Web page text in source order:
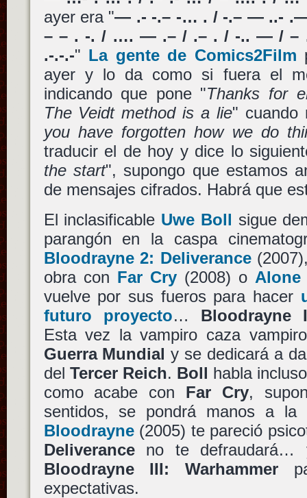
ayer era "— .- -.– -… . / -.– — ..-
– – . -. / …. — .– / .– . / -.. — / –
.-.-.-" La gente de Comics2Film
ayer y lo da como si fuera el
indicando que pone "Thanks for
The Veidt method is a lie" cuando
you have forgotten how we do
traducir el de hoy y dice lo
the start", supongo que estamos
de mensajes cifrados. Habrá que
El inclasificable Uwe Boll sigue
parangón en la caspa
Bloodrayne 2: Deliverance
obra con Far Cry(2008) o
vuelve por sus fueros para hacer
futuro proyecto… Bloodrayne
Esta vez la vampiro caza
Guerra Mundial y se dedicará a
del Tercer Reich. Boll habla
como acabe con Far Cry,
sentidos, se pondrá manos a
Bloodrayne(2005) te pareció
Deliveranceno te defraudará…
Bloodrayne III: Warhammer
expectativas.